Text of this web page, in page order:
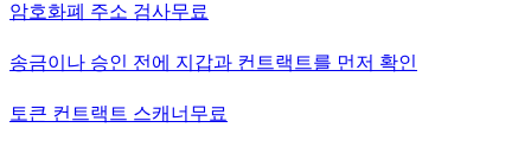
암호화폐 주소 검사무료
송금이나 승인 전에 지갑과 컨트랙트를 먼저 확인
토큰 컨트랙트 스캐너 무료